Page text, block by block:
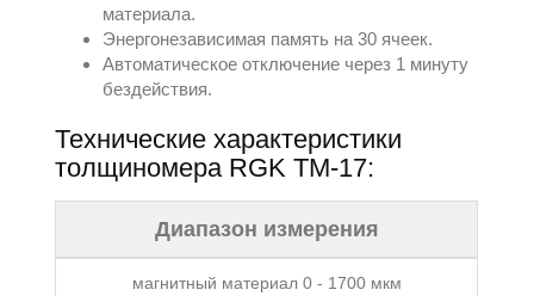
материала.
Энергонезависимая память на 30 ячеек.
Автоматическое отключение через 1 минуту
бездействия.
Технические характеристики
толщиномера RGK TM-17:
Диапазон измерения
магнитный материал 0 - 1700 мкм